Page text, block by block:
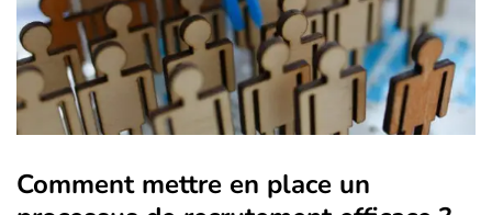
Comment mettre en place un